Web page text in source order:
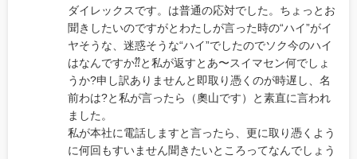
ダイレックスです。は普通の応対でした。ちょっとお
聞きしたいのですがとわたしが言った時の“ハイ”がイ
ヤそうな、迷惑そうな“ハイ”でしたのでソク今のハイ
はなんですか⁇と私が返すとあ〜スイマセン何でしょ
うか?申し訳ありませんと即取り憑くのが時遅し、名
前わは?と私が言ったら（奧山です）と素直に言われ
ました。
私が本社に電話しますと言ったら、更に取り憑くよう
に何回もすいません聞きたいところってなんでしょう